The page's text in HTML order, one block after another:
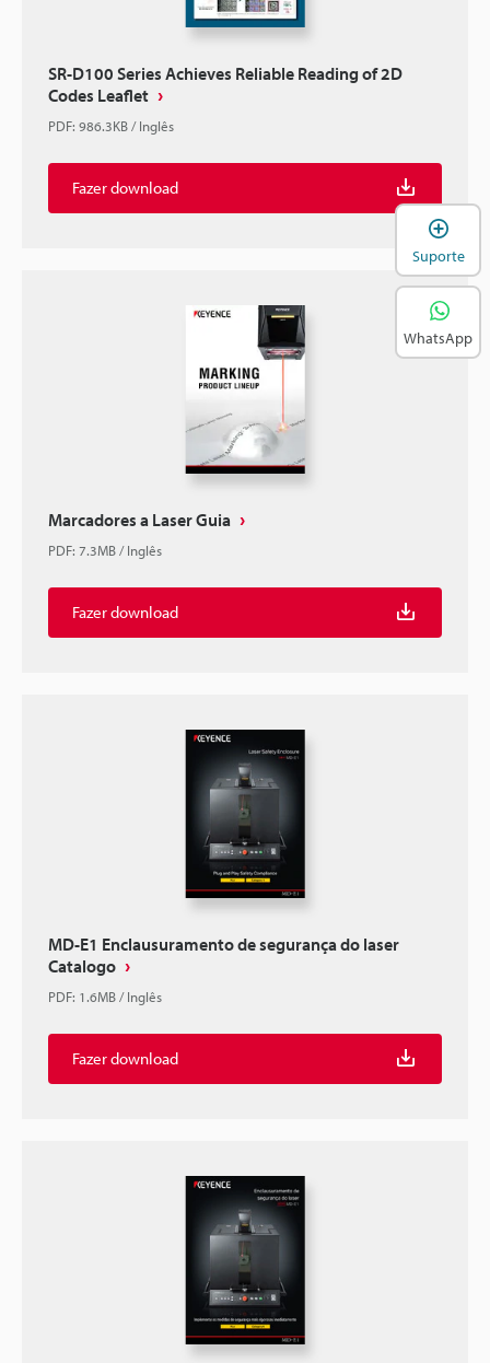
SR-D100 Series Achieves Reliable Reading of 2D
Codes Leaflet
PDF: 986.3KB/Inglês
Fazer download
Marcadores a Laser Guia
PDF: 7.3MB/Inglês
Fazer download
MD-E1 Enclausuramento de segurança do laser
Catalogo
PDF: 1.6MB/Inglês
Fazer download
Suporte
WhatsApp